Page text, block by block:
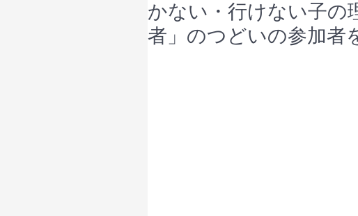
かない・行けない子の
者」のつどいの参加者